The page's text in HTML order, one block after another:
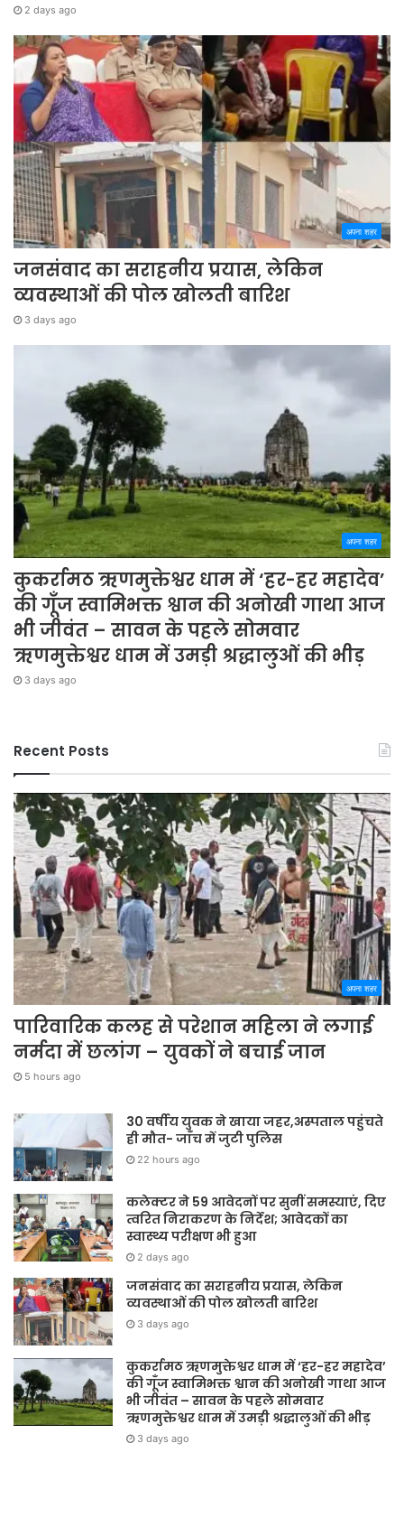
2 days ago
अपना शहर
जनसंवाद का सराहनीय प्रयास, लेकिन
व्यवस्थाओं की पोल खोलती बारिश
3 days ago
अपना शहर
कुकर्रामठ ऋणमुक्तेश्वर धाम में ‘हर-हर महादेव’
की गूँज स्वामिभक्त श्वान की अनोखी गाथा आज
भी जीवंत – सावन के पहले सोमवार
ऋणमुक्तेश्वर धाम में उमड़ी श्रद्धालुओं की भीड़
3 days ago
Recent Posts
अपना शहर
पारिवारिक कलह से परेशान महिला ने लगाई
नर्मदा में छलांग – युवकों ने बचाई जान
5 hours ago
30 वर्षीय युवक ने खाया जहर,अस्पताल पहुंचते
ही मौत- जाँच में जुटी पुलिस
22 hours ago
कलेक्टर ने 59 आवेदनों पर सुनीं समस्याएं, दिए
त्वरित निराकरण के निर्देश; आवेदकों का
स्वास्थ्य परीक्षण भी हुआ
2 days ago
जनसंवाद का सराहनीय प्रयास, लेकिन
व्यवस्थाओं की पोल खोलती बारिश
3 days ago
कुकर्रामठ ऋणमुक्तेश्वर धाम में ‘हर-हर महादेव’
की गूँज स्वामिभक्त श्वान की अनोखी गाथा आज
भी जीवंत – सावन के पहले सोमवार
ऋणमुक्तेश्वर धाम में उमड़ी श्रद्धालुओं की भीड़
3 days ago